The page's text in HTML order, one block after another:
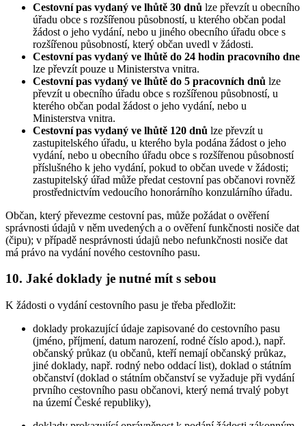
Cestovní pas vydaný ve lhůtě 30 dnů lze převzít u obecního
úřadu obce s rozšířenou působností, u kterého občan podal
žádost o jeho vydání, nebo u jiného obecního úřadu obce s
rozšířenou působností, který občan uvedl v žádosti.
Cestovní pas vydaný ve lhůtě do 24 hodin pracovního dne
lze převzít pouze u Ministerstva vnitra.
Cestovní pas vydaný ve lhůtě do 5 pracovních dnů lze
převzít u obecního úřadu obce s rozšířenou působností, u
kterého občan podal žádost o jeho vydání, nebo u
Ministerstva vnitra.
Cestovní pas vydaný ve lhůtě 120 dnů lze převzít u
zastupitelského úřadu, u kterého byla podána žádost o jeho
vydání, nebo u obecního úřadu obce s rozšířenou působností
příslušného k jeho vydání, pokud to občan uvede v žádosti;
zastupitelský úřad může předat cestovní pas občanovi rovněž
prostřednictvím vedoucího honorárního konzulárního úřadu.
Občan, který převezme cestovní pas, může požádat o ověření
správnosti údajů v něm uvedených a o ověření funkčnosti nosiče dat
(čipu); v případě nesprávnosti údajů nebo nefunkčnosti nosiče dat
má právo na vydání nového cestovního pasu.
10. Jaké doklady je nutné mít s sebou
K žádosti o vydání cestovního pasu je třeba předložit:
doklady prokazující údaje zapisované do cestovního pasu
(jméno, příjmení, datum narození, rodné číslo apod.), např.
občanský průkaz (u občanů, kteří nemají občanský průkaz,
jiné doklady, např. rodný nebo oddací list), doklad o státním
občanství (doklad o státním občanství se vyžaduje při vydání
prvního cestovního pasu občanovi, který nemá trvalý pobyt
na území České republiky),